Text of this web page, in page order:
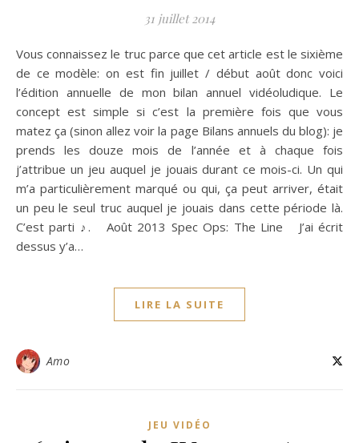
31 juillet 2014
Vous connaissez le truc parce que cet article est le sixième
de ce modèle: on est fin juillet / début août donc voici
l’édition annuelle de mon bilan annuel vidéoludique. Le
concept est simple si c’est la première fois que vous
matez ça (sinon allez voir la page Bilans annuels du blog): je
prends les douze mois de l’année et à chaque fois
j’attribue un jeu auquel je jouais durant ce mois-ci. Un qui
m’a particulièrement marqué ou qui, ça peut arriver, était
un peu le seul truc auquel je jouais dans cette période là.
C’est parti ♪. Août 2013 Spec Ops: The Line J’ai écrit
dessus y’a…
LIRE LA SUITE
Amo
JEU VIDÉO